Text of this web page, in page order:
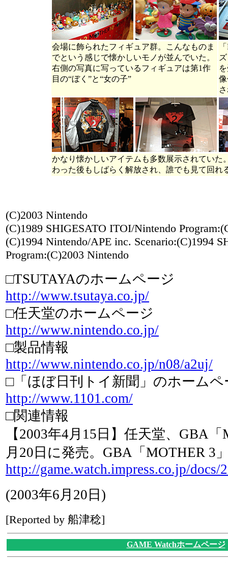
会場に飾られたフィギュア群。こんなものま
でという感じで懐かしいモノが並んでいた。
右側の写真に写っているフィギュアは第1作
目の“ぼく”と“女の子”
かなり懐かしいアイテムも多数展示されていた
わった後もしばらく解放され、誰でも見て回れ
(C)2003 Nintendo
(C)1989 SHIGESATO ITOI/Nintendo
(C)1994 Nintendo/APE inc. Scenario:(C)1994
Program:(C)2003 Nintendo
□TSUTAYAのホームページ
http://www.tsutaya.co.jp/
□任天堂のホームページ
http://www.nintendo.co.jp/
□製品情報
http://www.nintendo.co.jp/n08/a2uj/
□「ほぼ日刊トイ新聞」のホームペ
http://www.1101.com/
□関連情報
【2003年4月15日】任天堂、GBA
月20日に発売。GBA「MOTHER 3
http://game.watch.impress.co.jp/docs/
(2003年6月20日)
[Reported by 船津稔]
GAME Watchホームページ